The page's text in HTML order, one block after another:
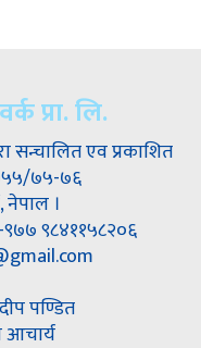
प्रा. लि.
सन्चालित एव प्रकाशित
७५-७६
नेपाल ।
९८४११५८२०६
पण्डित